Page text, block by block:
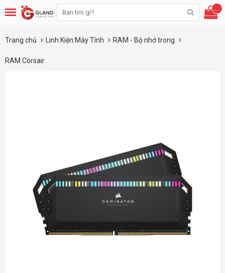
...
Trang chủ Linh Kiện Máy Tính RAM - Bộ nhớ trong
RAM Corsair